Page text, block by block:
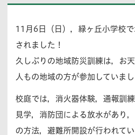
11月6日（日），緑ヶ丘小学校
されました！
久しぶりの地域防災訓練は，お
人もの地域の方が参加していまし
校庭では，消火器体験，通報訓
見学，消防団による放水があり
の方法，避難所開設が行われてい